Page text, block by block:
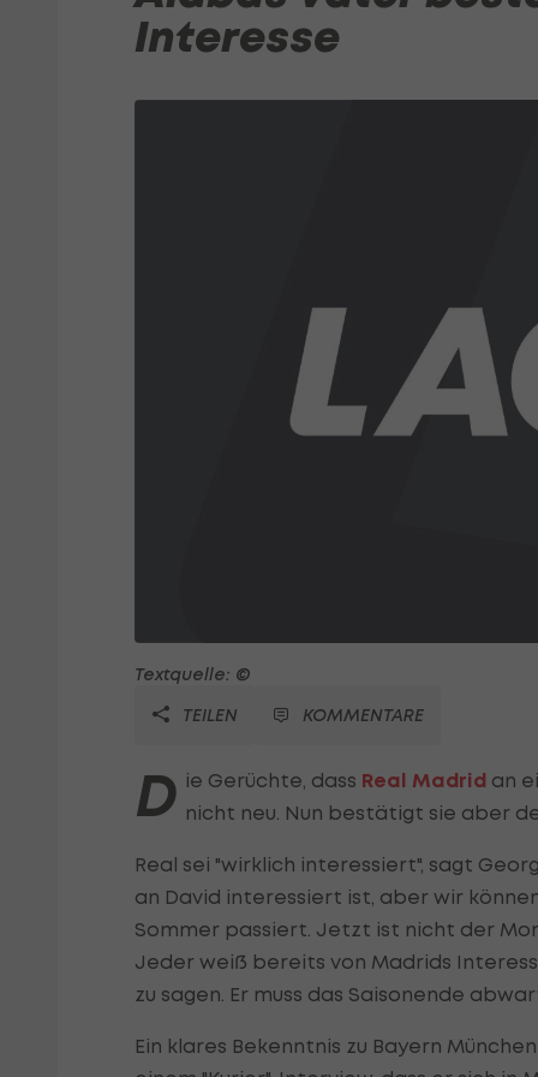
Interesse
Textquelle: ©
TEILEN
KOMMENTARE
D ie Gerüchte, dass Real Madrid an
nicht neu. Nun bestätigt sie aber
Real sei "wirklich interessiert", sagt
an David interessiert ist, aber wir
Sommer passiert. Jetzt ist nicht der
Jeder weiß bereits von Madrids
zu sagen. Er muss das Saisonende
Ein klares Bekenntnis zu Bayern